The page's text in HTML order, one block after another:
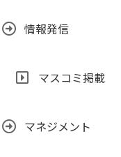
情報発信
マスコミ掲載
マネジメント